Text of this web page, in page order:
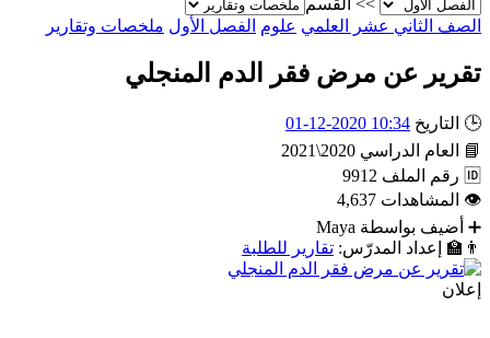
>>
القسم
الصف الثاني عشر العلمي علوم الفصل الأول ملخصات وتقارير
تقرير عن مرض فقر الدم المنجلي
🕒 التاريخ 10:34 2020-12-01
📘
العام الدراسي 2020\2021
🆔 رقم الملف 9912
👁
المشاهدات 4,637
➕
أضيف بواسطة Maya
👨‍🏫
إعداد المدرّس: تقارير للطلبة
إعلان